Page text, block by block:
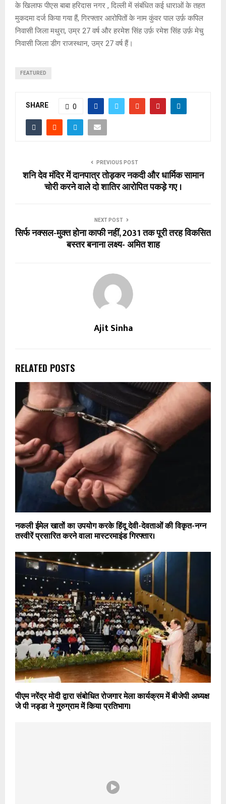
के खिलाफ पीएस बाबा हरिदास नगर , दिल्ली में संबंधित कई धाराओं के तहत
मुकदमा दर्ज किया गया हैं, गिरफ्तार आरोपितों के नाम कुंवर पाल उर्फ़ कपिल
निवासी जिला मथुरा, उम्र 27 वर्ष और हरमेश सिंह उर्फ़ रमेश सिंह उर्फ़ मेचु
निवासी जिला डीग राजस्थान, उम्र 27 वर्ष हैं।
FEATURED
SHARE 0
PREVIOUS POST
शनि देव मंदिर में दानपात्र तोड़कर नकदी और धार्मिक सामान
चोरी करने वाले दो शातिर आरोपित पकड़े गए ।
NEXT POST
सिर्फ नक्सल-मुक्त होना काफी नहीं, 2031 तक पूरी तरह विकसित
बस्तर बनाना लक्ष्य- अमित शाह
Ajit Sinha
RELATED POSTS
नकली ईमेल खातों का उपयोग करके हिंदू देवी-देवताओं की विकृत-नग्न
तस्वीरें प्रसारित करने वाला मास्टरमाइंड गिरफ्तार।
पीएम नरेंद्र मोदी द्वारा संबोधित रोजगार मेला कार्यक्रम में बीजेपी अध्यक्ष
जे पी नड्डा ने गुरुग्राम में किया प्रतिभाग।